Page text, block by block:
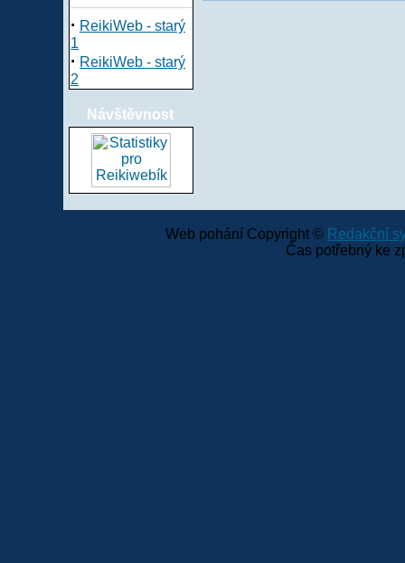
· ReikiWeb - starý
1
· ReikiWeb - starý
2
Návštěvnost
Web pohání Copyright © Redakční
Čas potřebný ke